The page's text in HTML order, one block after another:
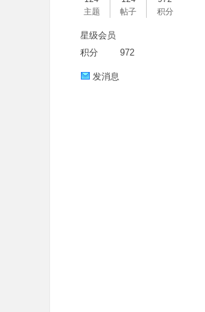
主题
帖子
积分
星级会员
积分
972
发消息